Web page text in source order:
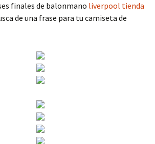
finales de balonmano liverpool tienda
de una frase para tu camiseta de